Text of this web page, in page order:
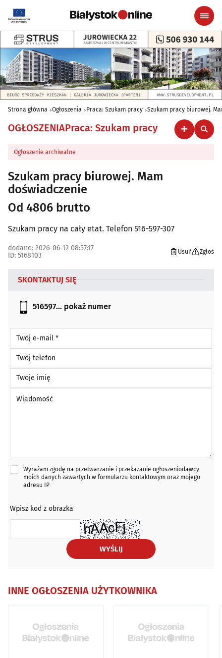
Strona główna Ogłoszenia Praca: Szukam pracy Szukam pracy biurowej.
OGŁOSZENIAPraca: Szukam pracy
Ogłoszenie archiwalne
Szukam pracy biurowej. Mam
doświadczenie
Od 4806 brutto
Szukam pracy na cały etat. Telefon 516-597-307
dodane: 2026-06-12 08:57:17
ID: 5168103
Usuń Zgłoś
SKONTAKTUJ SIĘ
516597... pokaż numer
Twój e-mail *
Twój telefon
Twoje imię
Wyrażam zgodę na przetwarzanie i przekazanie ogłoszeniodawcy
moich danych zawartych w formularzu kontaktowym oraz mojego
adresu IP
Wpisz kod z obrazka
WYŚLIJ
INNE OGŁOSZENIA UŻYTKOWNIKA